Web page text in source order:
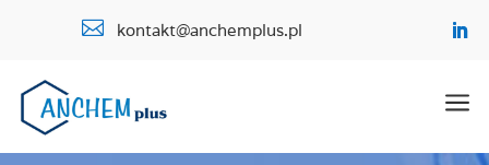
 kontakt@anchemplus.pl
a